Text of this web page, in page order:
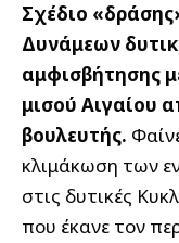
Σχέδιο
Δυνάμεων
αμφισβήτησης
μισού Αιγαίου
βουλευτής.
κλιμάκωση των
στις δυτικές
που έκανε τον